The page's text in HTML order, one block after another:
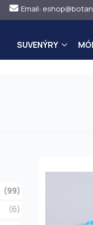
Email:
SUVENÝRY
(99)
(6)